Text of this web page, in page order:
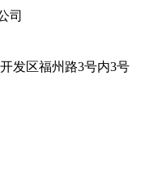
司
发区福州路3号内3号